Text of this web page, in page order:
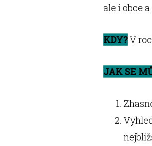
ale i obce
KDY?V
JAK SE